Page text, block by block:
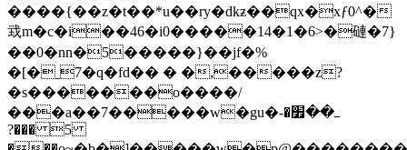
����{��z�t��*u��ry�dkƶ��qx�xƒ0^�
㦱m�c�i��46�i0�����14�1�6>�䃛�7}
��0�nn�5�����}��jf�%
�[�ˍ7�q�fd�� � �,�����z?
�s�������o����/
���a��7�����w�gu�ߺ��׿�-
���? 5